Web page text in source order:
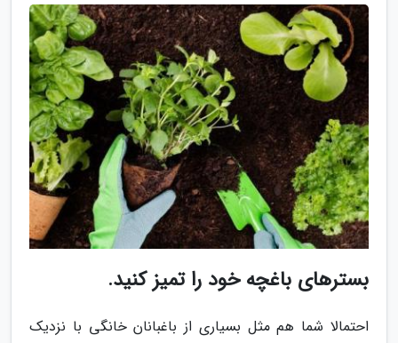
بسترهای باغچه خود را تمیز کنید.
احتمالا شما هم مثل بسیاری از باغبانان خانگی با نزدیک